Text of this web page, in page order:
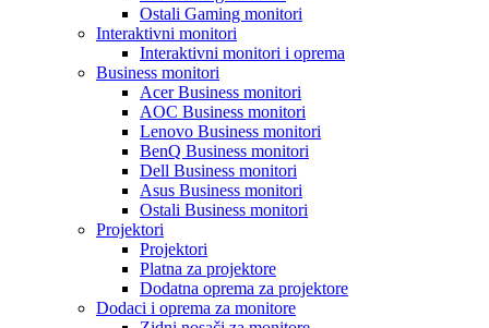
Ostali Gaming monitori
Interaktivni monitori
Interaktivni monitori i oprema
Business monitori
Acer Business monitori
AOC Business monitori
Lenovo Business monitori
BenQ Business monitori
Dell Business monitori
Asus Business monitori
Ostali Business monitori
Projektori
Projektori
Platna za projektore
Dodatna oprema za projektore
Dodaci i oprema za monitore